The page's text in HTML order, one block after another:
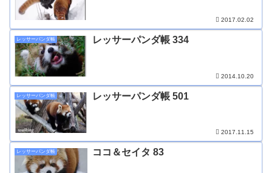
2017.02.02
レッサーパンダ帳 レッサーパンダ帳 334
2014.10.20
レッサーパンダ帳 レッサーパンダ帳 501
2017.11.15
レッサーパンダ帳 ココ＆セイタ 83